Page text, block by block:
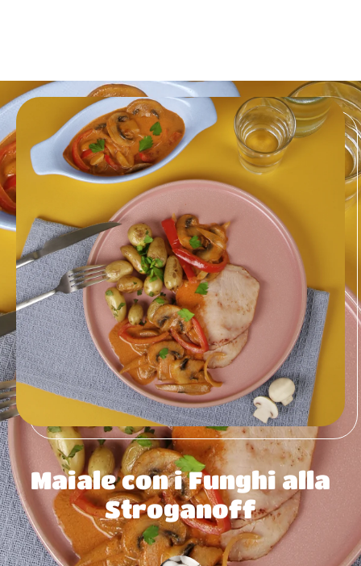
Maiale con i Funghi alla
Stroganoff